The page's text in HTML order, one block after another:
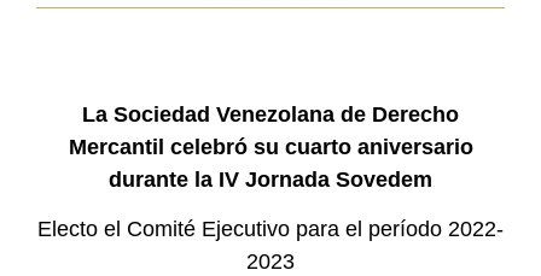
La Sociedad Venezolana de Derecho
Mercantil celebró su cuarto aniversario
durante la IV Jornada Sovedem
Electo el Comité Ejecutivo para el período 2022-
2023